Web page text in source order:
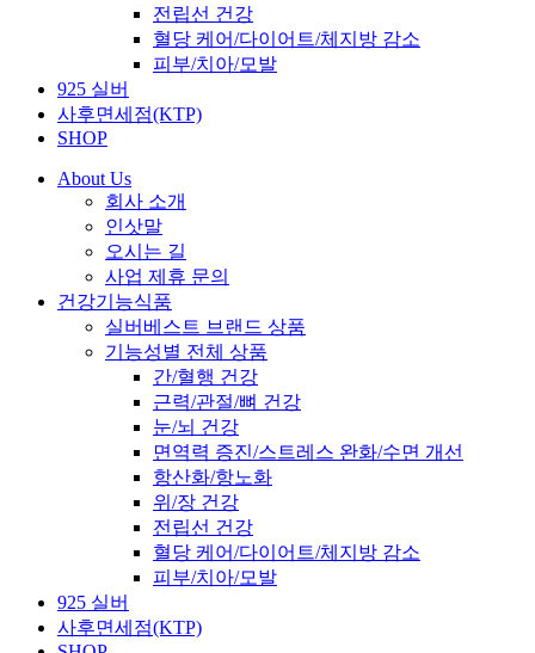
전립선 건강
혈당 케어/다이어트/체지방 감소
피부/치아/모발
925 실버
사후면세점(KTP)
SHOP
About Us
회사 소개
인삿말
오시는 길
사업 제휴 문의
건강기능식품
실버베스트 브랜드 상품
기능성별 전체 상품
간/혈행 건강
근력/관절/뼈 건강
눈/뇌 건강
면역력 증진/스트레스 완화/수면 개선
항산화/항노화
위/장 건강
전립선 건강
혈당 케어/다이어트/체지방 감소
피부/치아/모발
925 실버
사후면세점(KTP)